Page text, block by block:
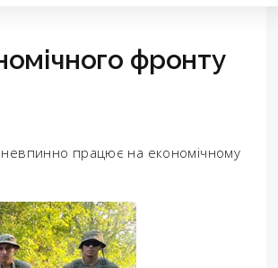
фронту
невпинно працює на економічному